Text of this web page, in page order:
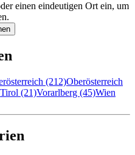
einen eindeutigen Ort ein, um
(212)Oberösterreich
Tirol (21)Vorarlberg (45)Wien